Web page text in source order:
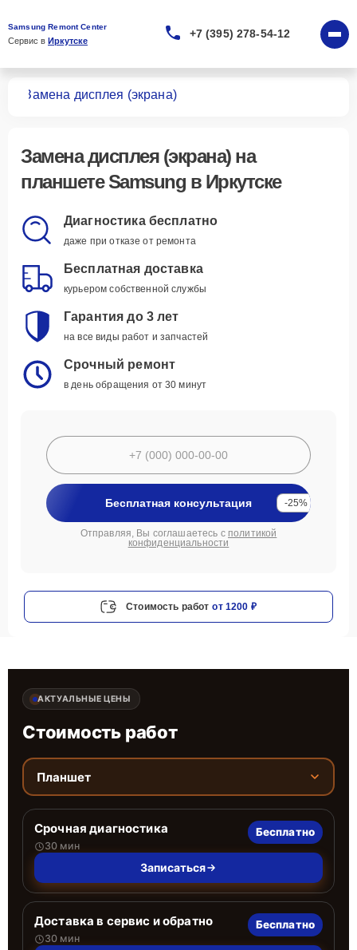
Samsung Remont Center
Сервис в Иркутске
+7 (395) 278-54-12
Замена дисплея (экрана)
Замена дисплея (экрана)на
планшете Samsung в Иркутске
Диагностика бесплатно
даже при отказе от ремонта
Бесплатная доставка
курьером собственной службы
Гарантия до 3 лет
на все виды работ и запчастей
Срочный ремонт
в день обращения от 30 минут
Бесплатная консультация -25%
Отправляя, Вы соглашаетесь с политикой
конфиденциальности
Стоимость работ от 1200 ₽
АКТУАЛЬНЫЕ ЦЕНЫ
Стоимость работ
Планшет
Срочная диагностика
30 мин
Бесплатно
Записаться
Доставка в сервис и обратно
30 мин
Бесплатно